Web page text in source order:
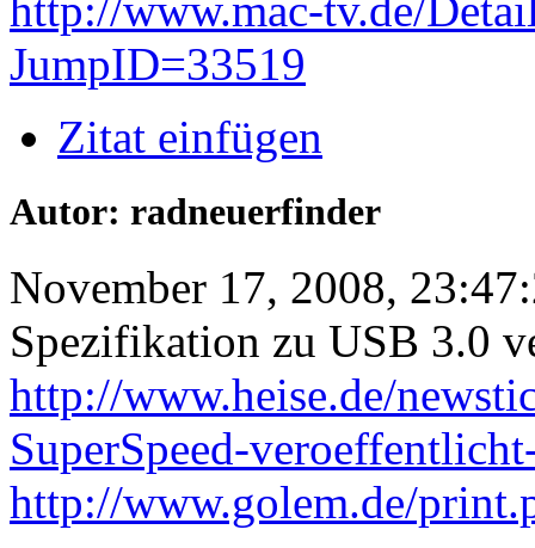
JumpID=33519
Zitat einfügen
Autor: radneuerfinder
November 17, 2008,
Spezifikation zu USB 3.0
http://www.heise.de/
SuperSpeed-
http://www.golem.de/